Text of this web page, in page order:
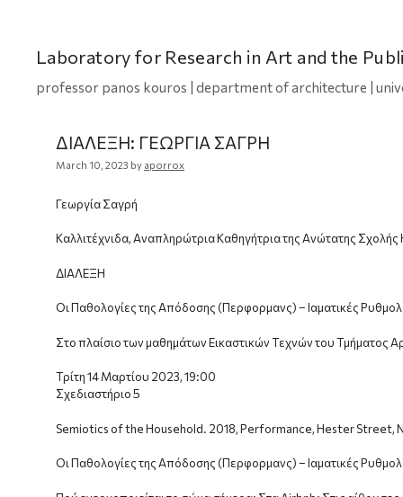
Laboratory for Research in Art and the
professor panos kouros | department of architecture |
ΔΙΑΛΕΞΗ: ΓΕΩΡΓΙΑ ΣΑΓΡΗ
March 10, 2023 by aporrox
Γεωργία Σαγρή
Καλλιτέχνιδα, Αναπληρώτρια Καθηγήτρια της Ανώτατης
ΔΙΑΛΕΞΗ
Οι Παθολογίες της Απόδοσης (Περφορμανς) – Ιαματικές
Στο πλαίσιο των μαθημάτων Εικαστικών Τεχνών του Τμήματος
Τρίτη 14 Μαρτίου 2023, 19:00
Σχεδιαστήριο 5
Semiotics of the Household. 2018, Performance, Hester Street,
Οι Παθολογίες της Απόδοσης (Περφορμανς) – Ιαματικές